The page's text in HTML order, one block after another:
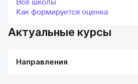
Все школы
Как формируется оценка
Актуальные курсы
Направления